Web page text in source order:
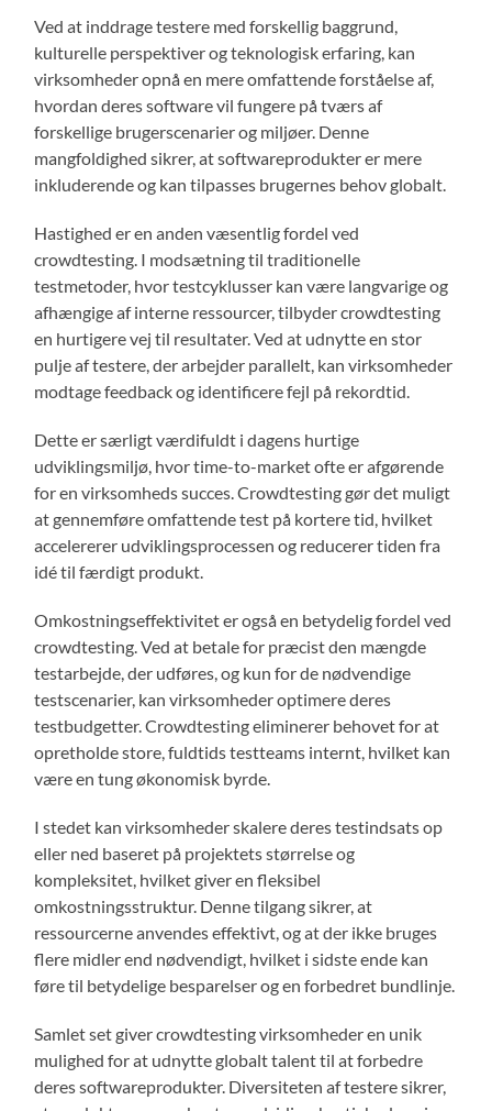
Ved at inddrage testere med forskellig baggrund,
kulturelle perspektiver og teknologisk erfaring, kan
virksomheder opnå en mere omfattende forståelse af,
hvordan deres software vil fungere på tværs af
forskellige brugerscenarier og miljøer. Denne
mangfoldighed sikrer, at softwareprodukter er mere
inkluderende og kan tilpasses brugernes behov globalt.
Hastighed er en anden væsentlig fordel ved
crowdtesting. I modsætning til traditionelle
testmetoder, hvor testcyklusser kan være langvarige og
afhængige af interne ressourcer, tilbyder crowdtesting
en hurtigere vej til resultater. Ved at udnytte en stor
pulje af testere, der arbejder parallelt, kan virksomheder
modtage feedback og identificere fejl på rekordtid.
Dette er særligt værdifuldt i dagens hurtige
udviklingsmiljø, hvor time-to-market ofte er afgørende
for en virksomheds succes. Crowdtesting gør det muligt
at gennemføre omfattende test på kortere tid, hvilket
accelererer udviklingsprocessen og reducerer tiden fra
idé til færdigt produkt.
Omkostningseffektivitet er også en betydelig fordel ved
crowdtesting. Ved at betale for præcist den mængde
testarbejde, der udføres, og kun for de nødvendige
testscenarier, kan virksomheder optimere deres
testbudgetter. Crowdtesting eliminerer behovet for at
opretholde store, fuldtids testteams internt, hvilket kan
være en tung økonomisk byrde.
I stedet kan virksomheder skalere deres testindsats op
eller ned baseret på projektets størrelse og
kompleksitet, hvilket giver en fleksibel
omkostningsstruktur. Denne tilgang sikrer, at
ressourcerne anvendes effektivt, og at der ikke bruges
flere midler end nødvendigt, hvilket i sidste ende kan
føre til betydelige besparelser og en forbedret bundlinje.
Samlet set giver crowdtesting virksomheder en unik
mulighed for at udnytte globalt talent til at forbedre
deres softwareprodukter. Diversiteten af testere sikrer,